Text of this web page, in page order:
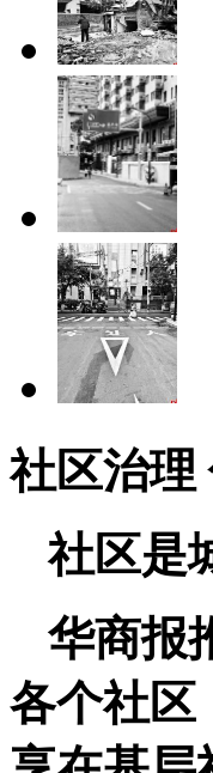
社区治理
社区是
华商报
各个社区